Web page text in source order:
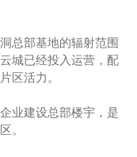
总部基地的辐射范围
城已经投入运营，配
区活力。
业建设总部楼宇，是
。